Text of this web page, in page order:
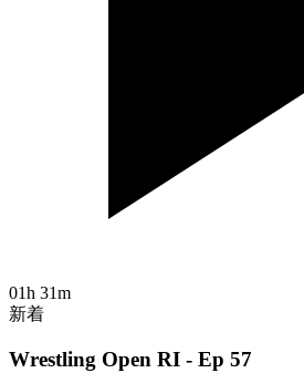
01h 31m
新着
Wrestling Open RI - Ep 57